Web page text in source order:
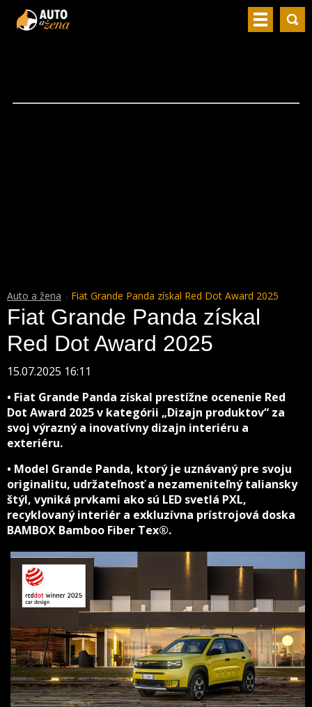
Auto a žena Fiat Grande Panda získal Red Dot Award 2025
Fiat Grande Panda získal
Red Dot Award 2025
15.07.2025 16:11
• Fiat Grande Panda získal prestížne ocenenie Red
Dot Award 2025 v kategórii „Dizajn produktov“ za
svoj výrazný a inovatívny dizajn interiéru a
exteriéru.
• Model Grande Panda, ktorý je uznávaný pre svoju
originalitu, udržateľnosť a nezameniteľný taliansky
štýl, vyniká prvkami ako sú LED svetlá PXL,
recyklovaný interiér a exkluzívna prístrojová doska
BAMBOX Bamboo Fiber Tex®.